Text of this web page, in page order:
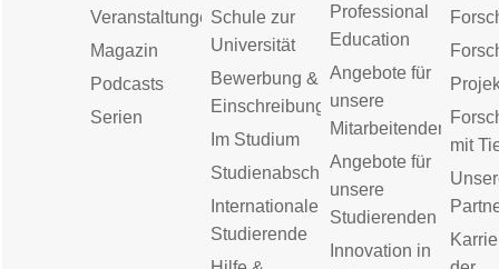
Veranstaltungen
Magazin
Podcasts
Serien
Schule zur
Universität
Bewerbung &
Einschreibung
Im Studium
Studienabschluss
Internationale
Studierende
Professional
Education
Angebote für
unsere
Mitarbeitenden
Angebote für
unsere
Studierenden
Innovation in
mit